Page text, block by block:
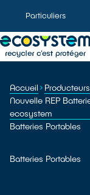
Particuliers
Accueil
Producteurs
Nouvelle REP
ecosystem
Batteries Portables
Batteries Portables